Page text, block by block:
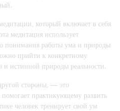
который включает в себя
медитация использует
понимания работы ума и природы
прийти к конкретному
и истинной природы реальности.
стороны, — это
помогает практикующему развить
человек тренирует свой ум